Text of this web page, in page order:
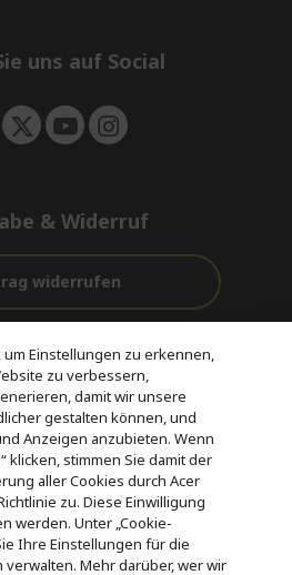
e
uns auf Social
& Widerruf
widerrufen
vor und nach
dem Kauf
Zahlung
Wiederverkäufer und Händler der
die in diesem Shop angeboten
Einstellungen zu erkennen,
zu verbessern,
damit wir unsere
gestalten können, und
Anzeigen anzubieten. Wenn
klicken, stimmen Sie damit der
aller Cookies durch Acer
zu. Diese Einwilligung
werden. Unter „Cookie-
Ihre Einstellungen für die
Mehr darüber, wer wir